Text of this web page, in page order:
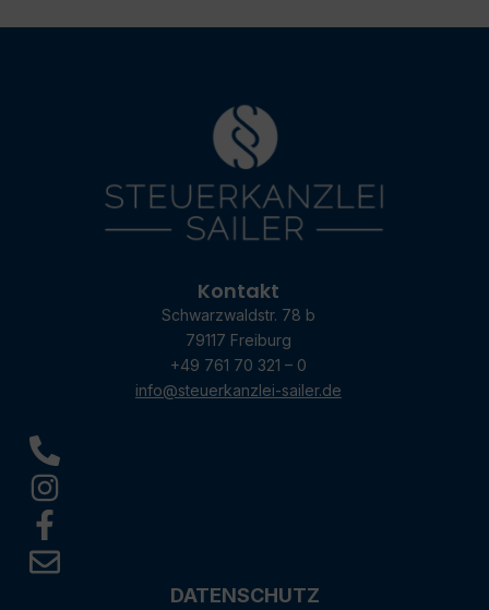
Kontakt
Schwarzwaldstr. 78 b
79117 Freiburg
+49 761 70 321 – 0
info@steuerkanzlei-sailer.de
DATENSCHUTZ